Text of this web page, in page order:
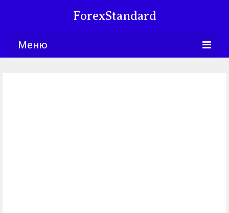
ForexStandard
Меню